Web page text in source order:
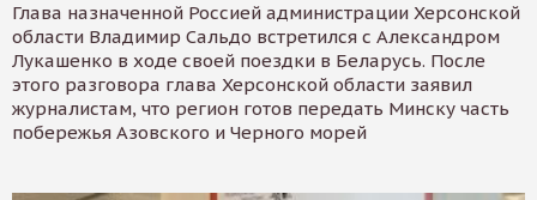
Глава назначенной Россией администрации Херсонской
области Владимир Сальдо встретился с Александром
Лукашенко в ходе своей поездки в Беларусь. После
этого разговора глава Херсонской области заявил
журналистам, что регион готов передать Минску часть
побережья Азовского и Черного морей